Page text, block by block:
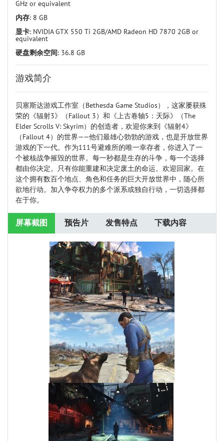
GHz or equivalent
内存: 8 GB
显卡: NVIDIA GTX 550 Ti 2GB/AMD Radeon HD 7870 2GB or
equivalent
硬盘剩余空间: 36.8 GB
游戏简介
贝塞斯达游戏工作室（Bethesda Game Studios），这家屡获殊
荣的《辐射3》（Fallout 3）和《上古卷轴5：天际》（The
Elder Scrolls V: Skyrim）的创造者，欢迎你来到《辐射4》
（Fallout 4）的世界——他们最雄心勃勃的游戏，也是开放世界
游戏的下一代。作为111号避难所的唯一幸存者，你进入了一
个被核战争摧毁的世界。每一秒都是生存的斗争，每一个选择
都由你决定。只有你能重建和决定废土的命运。欢迎回家。在
这个拥有数百个地点、角色和任务的巨大开放世界中，随心所
欲地行动。加入争夺权力的多个派系或独自行动，一切选择都
在于你。
屏幕截图 预告片 发售特点 下载内容